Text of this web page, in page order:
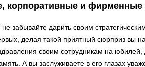
корпоративные и фирменные
не забывайте дарить своим
делая такой приятный сюрприз вы
своим сотрудникам на
А вы заслуживаете в его глазах